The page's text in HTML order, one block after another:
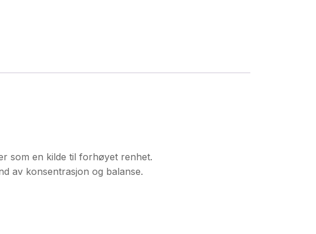
som en kilde til forhøyet renhet.
av konsentrasjon og balanse.